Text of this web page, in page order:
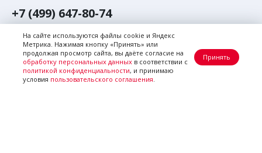
+7 (499) 647-80-74
Обратный звонок
Написать в Max
Написать в телеграм
На сайте используются файлы cookie и Яндекс
Метрика. Нажимая кнопку «Принять» или
продолжая просмотр сайта, вы даёте согласие на
обработку персональных данных в соответствии с
политикой конфиденциальности, и принимаю
условия пользовательского соглашения.
Принять